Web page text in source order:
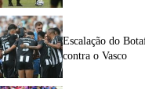
Escalação do
contra o Vasco